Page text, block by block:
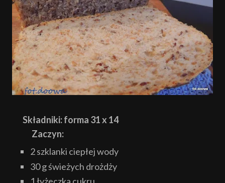
Składniki: forma 31 x 14
Zaczyn:
2 szklanki ciepłej wody
30 g świeżych drożdży